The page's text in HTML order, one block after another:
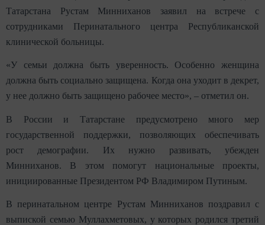
Татарстана Рустам Минниханов заявил на встрече с
сотрудниками Перинатального центра Республиканской
клинической больницы.
«У семьи должна быть уверенность. Особенно женщина
должна быть социально защищена. Когда она уходит в декрет,
у нее должно быть защищено рабочее место», – отметил он.
В России и Татарстане предусмотрено много мер
государственной поддержки, позволяющих обеспечивать
рост демографии. Их нужно развивать, убежден
Минниханов. В этом помогут национальные проекты,
инициированные Президентом РФ Владимиром Путиным.
В перинатальном центре Рустам Минниханов поздравил с
выпиской семью Муллахметовых, у которых родился третий